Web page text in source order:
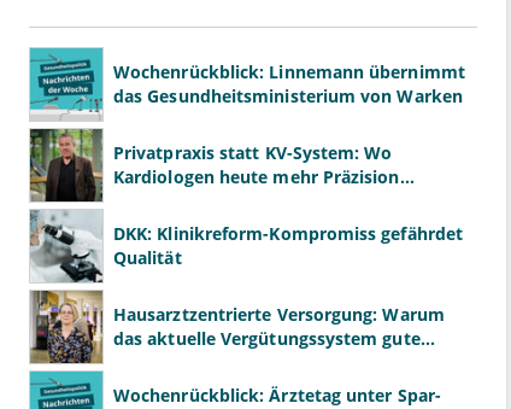
Wochenrückblick: Linnemann übernimmt
das Gesundheitsministerium von Warken
Privatpraxis statt KV-System: Wo
Kardiologen heute mehr Präzision
entstehen
DKK: Klinikreform-Kompromiss gefährdet
Qualität
Hausarztzentrierte Versorgung: Warum
das aktuelle Vergütungssystem gute
Wochenrückblick: Ärztetag unter Spar-